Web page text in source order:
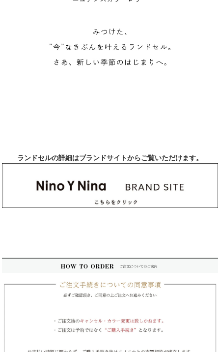
ランドセルの詳細はブランドサイトからご覧いただけます。